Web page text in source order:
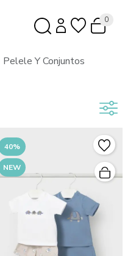
0
Pelele Y Conjuntos
40%
NEW